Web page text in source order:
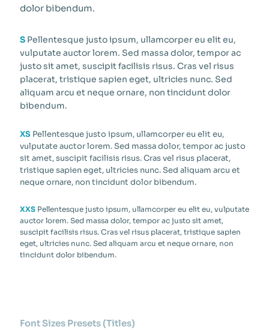
dolor bibendum.
SPellentesque justo ipsum, ullamcorper eu elit eu,
vulputate auctor lorem. Sed massa dolor, tempor ac
justo sit amet, suscipit facilisis risus. Cras vel risus
placerat, tristique sapien eget, ultricies nunc. Sed
aliquam arcu et neque ornare, non tincidunt dolor
bibendum.
XSPellentesque justo ipsum, ullamcorper eu elit eu,
vulputate auctor lorem. Sed massa dolor, tempor ac justo
sit amet, suscipit facilisis risus. Cras vel risus placerat,
tristique sapien eget, ultricies nunc. Sed aliquam arcu et
neque ornare, non tincidunt dolor bibendum.
XXSPellentesque justo ipsum, ullamcorper eu elit eu, vulputate
auctor lorem. Sed massa dolor, tempor ac justo sit amet,
suscipit facilisis risus. Cras vel risus placerat, tristique sapien
eget, ultricies nunc. Sed aliquam arcu et neque ornare, non
tincidunt dolor bibendum.
Font Sizes Presets (Titles)